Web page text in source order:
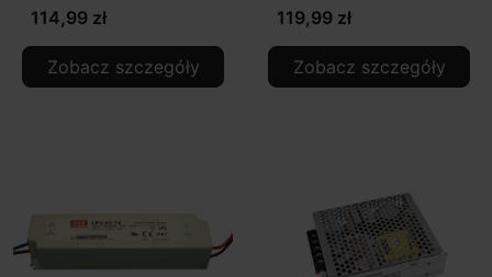
114,99 zł
Zobacz szczegóły
119,99 zł
Zobacz szczegóły